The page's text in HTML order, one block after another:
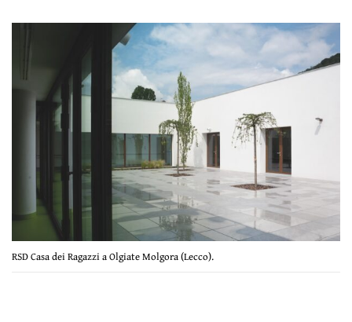
RSD Casa dei Ragazzi a Olgiate Molgora (Lecco).